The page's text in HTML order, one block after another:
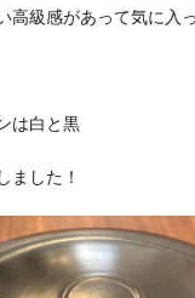
高級感があって気に入
は白と黒
ました！